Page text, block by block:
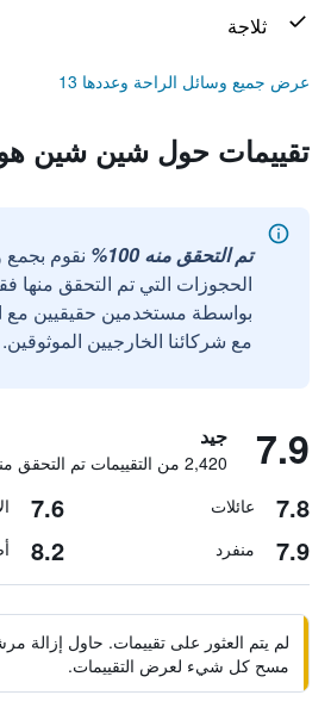
ثلاجة
عرض جميع وسائل الراحة وعددها 13
تقييمات حول شين شين
تم التحقق منه 100%
نقوم
الحجوزات التي تم التحقق منها
مع شركائنا الخارجيين الموثوقين.
7.9 جيد
2,420 من التقييمات تم التحقق منها
7.8 عائلات 7.6
7.9 منفرد 8.2
لم يتم العثور على تقييمات. حاول إزالة
مسح كل شيء لعرض التقييمات.